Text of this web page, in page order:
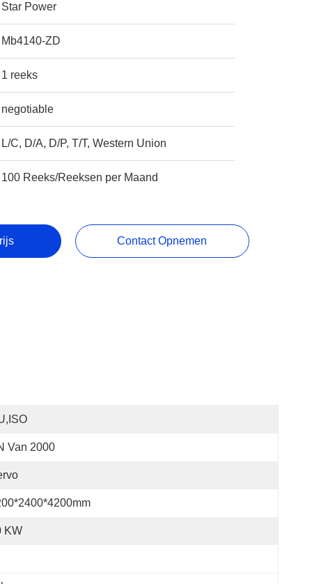
Star Power
Mb4140-ZD
1 reeks
negotiable
L/C, D/A, D/P, T/T, Western Union
100 Reeks/Reeksen per Maand
Contact Opnemen
Van 2000
KW